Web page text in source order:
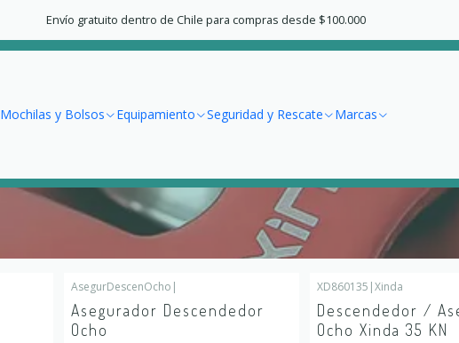
Mochilas y Bolsos Equipamiento Seguridad y Rescate Marcas
Envío gratuito dentro de Chile para compras desde $100.000
Inicio Seguridad y Rescate Poleas y Destorcedores
Poleas y Destorcedores
Agotado
AsegurDescenOcho |
Asegurador Descendedor
Ocho
XD860135 |Xinda
Descendedor /
Ocho Xinda 35 KN